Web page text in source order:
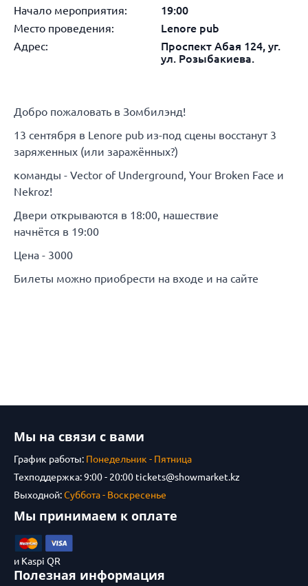
Начало мероприятия:
19:00
Место проведения:
Lenore pub
Адрес:
Проспект Абая 124, уг.
ул. Розыбакиева.
Добро пожаловать в Зомбилэнд!
13 сентября в Lenore pub из-под сцены восстанут 3
заряженных (или заражённых?)
команды - Vector of Underground, Your Broken Face и
Nekroz!
Двери открываются в 18:00, нашествие
начнётся в 19:00
Цена - 3000
Билеты можно приобрести на входе и на сайте
Мы на связи с вами
График работы: Понедельник - Пятница
Техподдержка: 9:00 - 20:00 tickets@showmarket.kz
Выходной:Суббота - Воскресенье
Мы принимаем к оплате
и Kaspi QR
Полезная информация